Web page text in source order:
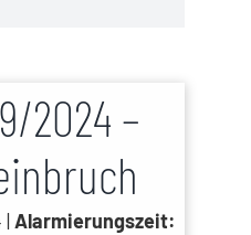
2024 –
|Alarmierungszeit: